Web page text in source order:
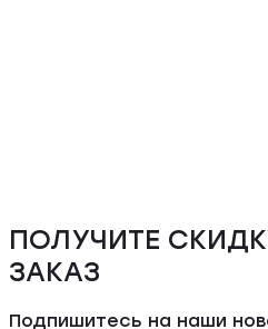
ПОЛУЧИТЕ
ЗАКАЗ
Подпишитесь на наши